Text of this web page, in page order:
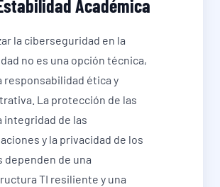
Académica
la ciberseguridad en la
no es una opción técnica,
responsabilidad ética y
La protección de las
integridad de las
y la privacidad de los
dependen de una
TI resiliente y una